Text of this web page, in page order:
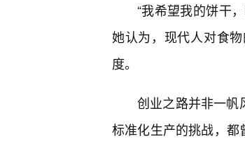
“我希望我的饼干
她认为，现代人对食
度。
创业之路并非一帆
标准化生产的挑战，